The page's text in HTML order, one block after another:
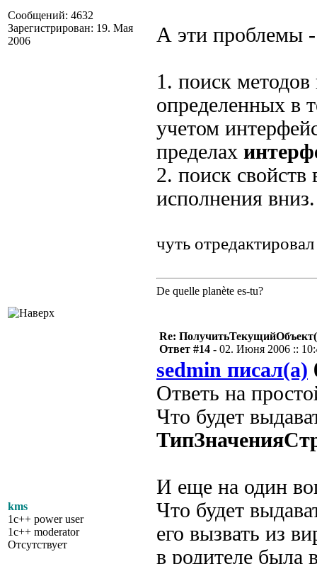
Сообщений: 4632
Зарегистрирован: 19. Мая
2006
А эти проблемы
1. поиск методов
определенных в
учетом
пределах
2. поиск свойств
исполнения вниз.
чуть отредактировал
De quelle planète es-tu?
kms
1c++ power user
1c++ moderator
Отсутствует
Re:
Ответ #14 - 02. Июня 2006 ::
sedmin писал(а)
Ответь на
Что будет
И еще на один
Что будет
его вызвать из
в родителе была